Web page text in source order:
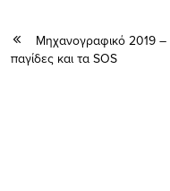
Μηχανογραφικό 2019 –
παγίδες και τα SOS